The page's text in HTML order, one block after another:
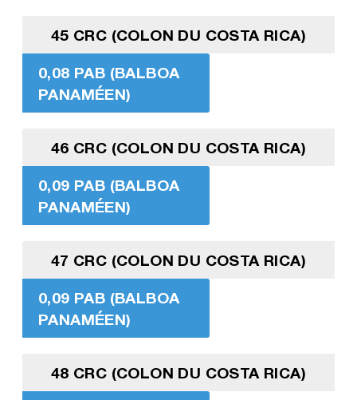
45 CRC (COLON DU COSTA RICA)
0,08 PAB (BALBOA
PANAMÉEN)
46 CRC (COLON DU COSTA RICA)
0,09 PAB (BALBOA
PANAMÉEN)
47 CRC (COLON DU COSTA RICA)
0,09 PAB (BALBOA
PANAMÉEN)
48 CRC (COLON DU COSTA RICA)